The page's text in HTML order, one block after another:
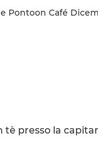
Pontoon Café
presso la